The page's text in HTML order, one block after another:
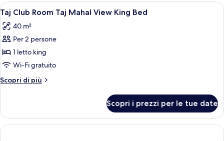
Apri
tutte
le
foto
per
Taj
Club
Room
Mahal
View
King
1 camera, biancheria da letto di alta
1
Taj Club Room Taj Mahal View King Bed
40 m²
Per 2 persone
1 letto king
Wi-Fi gratuito
Scopri di più
Altri
Club
Room
Taj
Scopri i prezzi per le tue date